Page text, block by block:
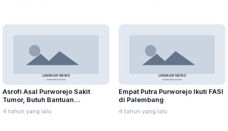
Asrofi Asal Purworejo Sakit
Tumor, Butuh Bantuan
Penanganan Khusus
4 tahun yang lalu
Empat Putra Purworejo Ikuti FASI
di Palembang
4 tahun yang lalu